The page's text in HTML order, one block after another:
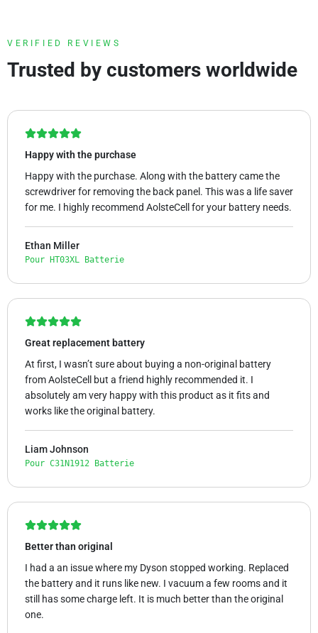
VERIFIED REVIEWS
Trusted by customers worldwide
Happy with the purchase
Happy with the purchase. Along with the battery came the
screwdriver for removing the back panel. This was a life saver
for me. I highly recommend AolsteCell for your battery needs.
Ethan Miller
Pour HT03XL Batterie
Great replacement battery
At first, I wasn’t sure about buying a non-original battery
from AolsteCell but a friend highly recommended it. I
absolutely am very happy with this product as it fits and
works like the original battery.
Liam Johnson
Pour C31N1912 Batterie
Better than original
I had a an issue where my Dyson stopped working. Replaced
the battery and it runs like new. I vacuum a few rooms and it
still has some charge left. It is much better than the original
one.